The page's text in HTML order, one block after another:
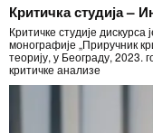
Критичка студија –
Критичке студије
монографије „Приручник
теорију, у Београду, 2023.
критичке анализе